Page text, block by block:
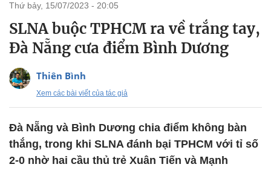
thứ bảy, 15/07/2023 - 20:05
SLNA buộc TPHCM ra về trắng tay,
Đà Nẵng cưa điểm Bình Dương
Thiên Bình
Xem các bài viết của tác giả
Đà Nẵng và Bình Dương chia điểm không bàn
thắng, trong khi SLNA đánh bại TPHCM với tỉ số
2-0 nhờ hai cầu thủ trẻ Xuân Tiến và Mạnh